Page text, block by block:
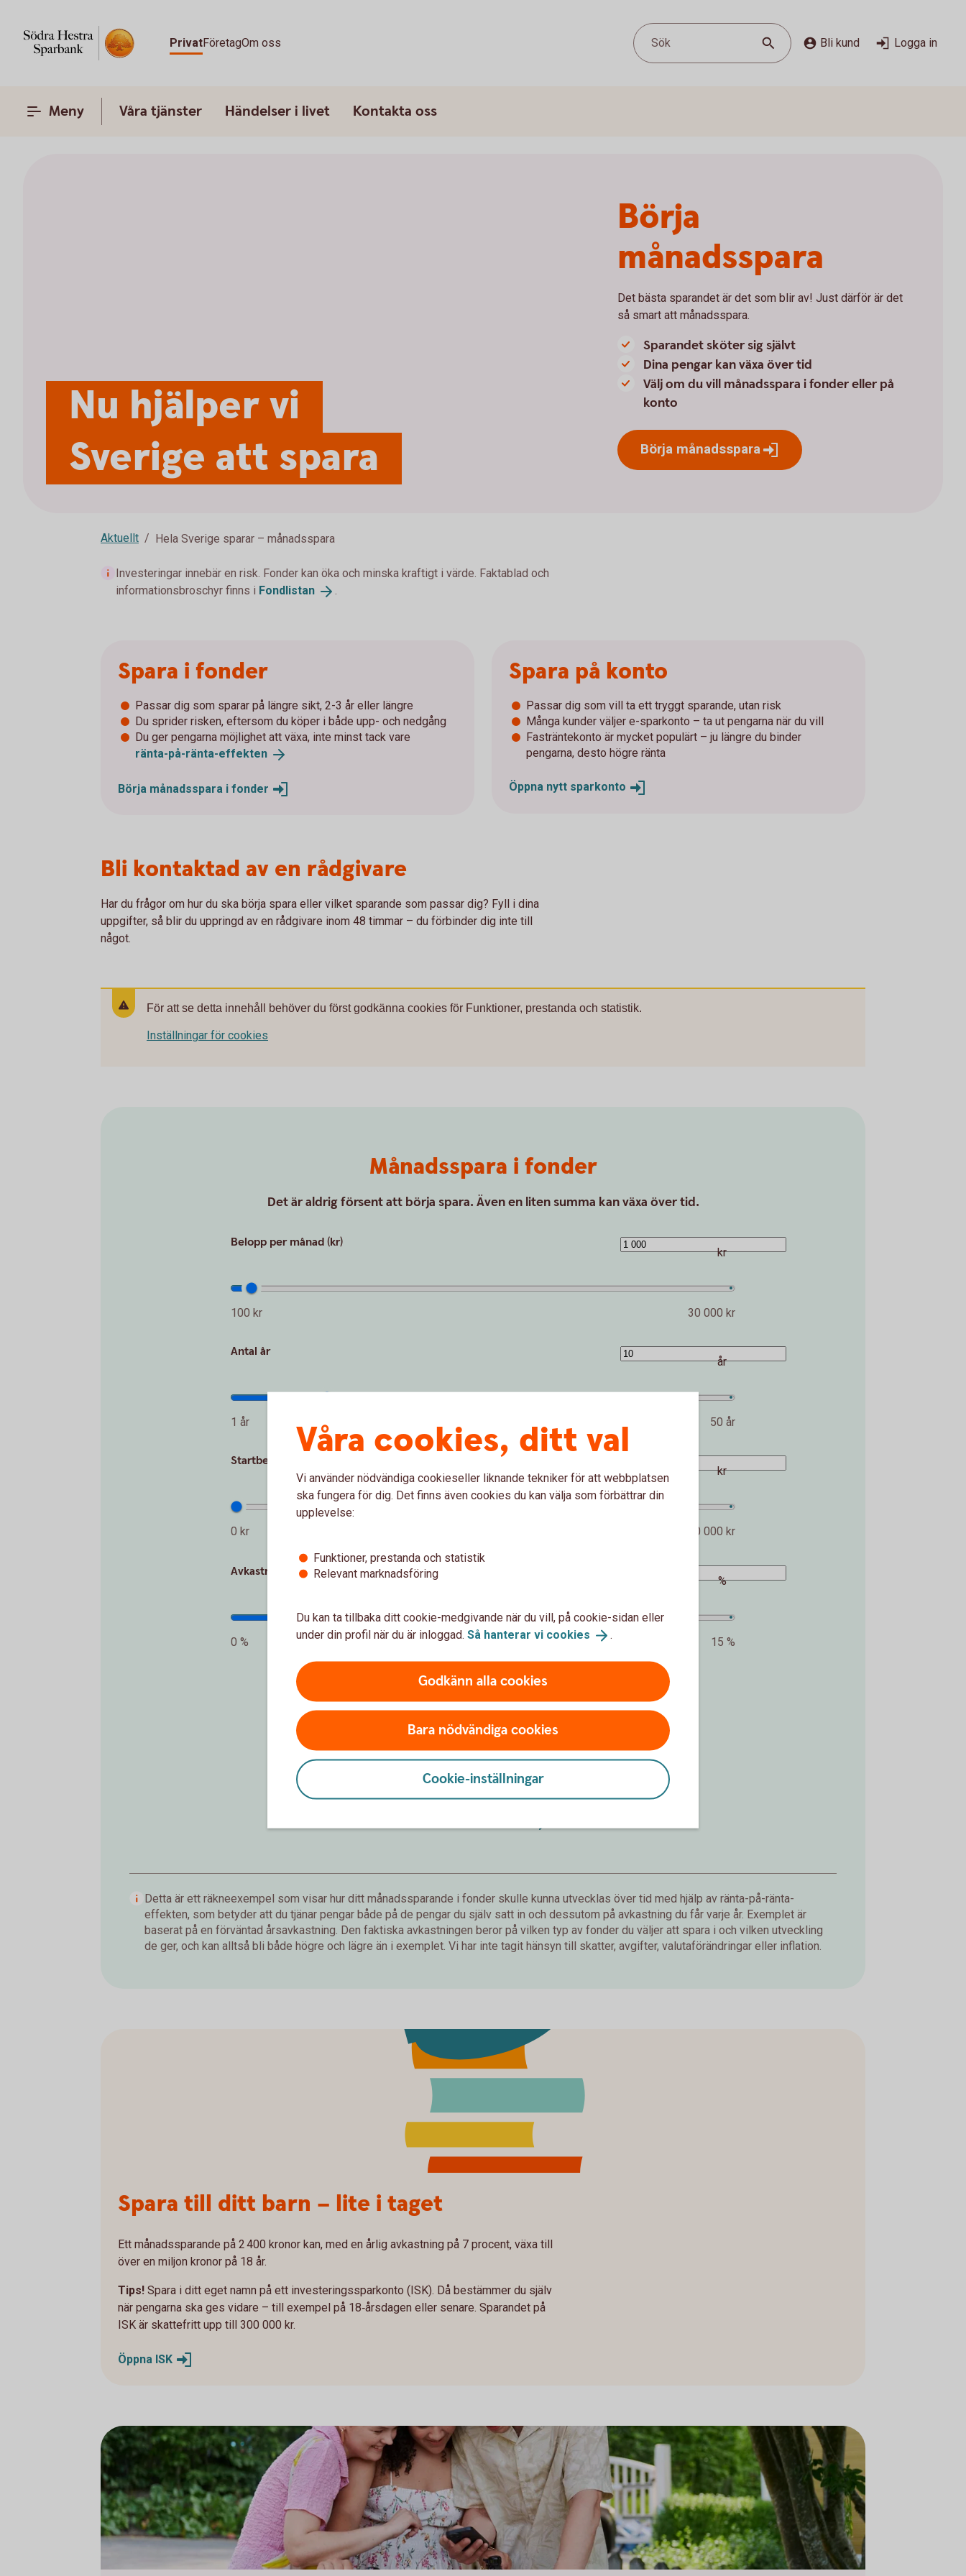
PrivatFöretagOm oss Sök Bli kund Logga in
Meny Våra tjänster Händelser i livet Kontakta oss
Nu hjälper vi
Sverige att spara
Börja
månadsspara
Det bästa sparandet är det som blir av! Just därför är det
så smart att månadsspara.
Sparandet sköter sig självt
Dina pengar kan växa över tid
Välj om du vill månadsspara i fonder eller på
konto
Börja månadsspara
Aktuellt Hela Sverige sparar – månadsspara
Investeringar innebär en risk. Fonder kan öka och minska kraftigt i värde. Faktablad och
informationsbroschyr finns i Fondlistan .
Spara i fonder
Passar dig som sparar på längre sikt, 2-3 år eller längre
Du sprider risken, eftersom du köper i både upp- och nedgång
Du ger pengarna möjlighet att växa, inte minst tack vare
ränta-på-ränta-effekten
Börja månadsspara i fonder
Spara på konto
Passar dig som vill ta ett tryggt sparande, utan risk
Många kunder väljer e-sparkonto – ta ut pengarna när du vill
Fasträntekonto är mycket populärt – ju längre du binder
pengarna, desto högre ränta
Öppna nytt sparkonto
Bli kontaktad av en rådgivare
Har du frågor om hur du ska börja spara eller vilket sparande som passar dig? Fyll i dina
uppgifter, så blir du uppringd av en rådgivare inom 48 timmar – du förbinder dig inte till
något.
För att se detta innehåll behöver du först godkänna cookies för Funktioner, prestanda och statistik.
Inställningar för cookies
Månadsspara i fonder
Det är aldrig försent att börja spara. Även en liten summa kan växa över tid.
Belopp per månad (kr)
100 kr 30 000 kr
kr
Antal år
1 år 50 år
år
Startbelopp (kr)
0 kr 2 000 000 kr
kr
Avkastning per år (%)
0 % 15 %
%
Förväntat sparbelopp om 10 år
172 019 kr
Insättningar från dig är 120 000 kr.Förväntad avkastning är +52 019 kr.
Logga in och börja månadsspara
Detta är ett räkneexempel som visar hur ditt månadssparande i fonder skulle kunna utvecklas över tid med hjälp av ränta-på-ränta-
effekten, som betyder att du tjänar pengar både på de pengar du själv satt in och dessutom på avkastning du får varje år. Exemplet är
baserat på en förväntad årsavkastning. Den faktiska avkastningen beror på vilken typ av fonder du väljer att spara i och vilken utveckling
de ger, och kan alltså bli både högre och lägre än i exemplet. Vi har inte tagit hänsyn till skatter, avgifter, valutaförändringar eller inflation.
Spara till ditt barn – lite i taget
Ett månadssparande på 2 400 kronor kan, med en årlig avkastning på 7 procent, växa till
över en miljon kronor på 18 år.
Tips! Spara i ditt eget namn på ett investeringssparkonto (ISK). Då bestämmer du själv
när pengarna ska ges vidare – till exempel på 18‑årsdagen eller senare. Sparandet på
ISK är skattefritt upp till 300 000 kr.
Öppna ISK
Våra cookies, ditt val
Vi använder nödvändiga cookieseller liknande tekniker för att webbplatsen
ska fungera för dig. Det finns även cookies du kan välja som förbättrar din
upplevelse:
Funktioner, prestanda och statistik
Relevant marknadsföring
Du kan ta tillbaka ditt cookie-medgivande när du vill, på cookie-sidan eller
under din profil när du är inloggad. Så hanterar vi cookies .
Godkänn alla cookies
Bara nödvändiga cookies
Cookie-inställningar